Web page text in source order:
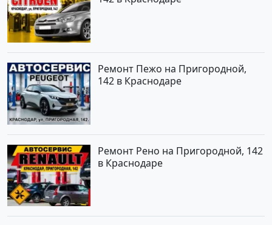
Ремонт Пежо на Пригородной,
142 в Краснодаре
Ремонт Рено на Пригородной, 142
в Краснодаре